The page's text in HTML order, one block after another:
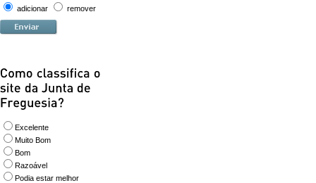
adicionar remover
Excelente
Muito Bom
Bom
Razoável
Podia estar melhor